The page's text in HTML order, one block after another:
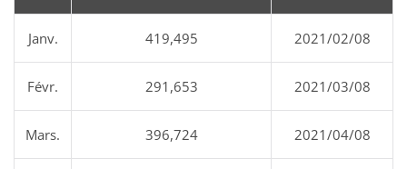
Janv. 419,495 2021/02/08
Févr. 291,653 2021/03/08
Mars. 396,724 2021/04/08